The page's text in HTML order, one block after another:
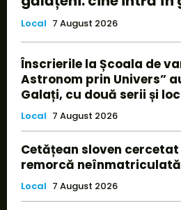
Local 7 August 2026
Înscrierile la Școala de
Astronom prin Univers”
Galați, cu două serii și
Local 7 August 2026
Cetățean sloven
remorcă
Local 7 August 2026